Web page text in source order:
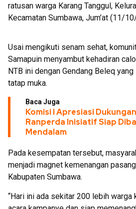
ratusan warga Karang Tanggul,
Kecamatan Sumbawa, Jum’at (11/
Usai mengikuti senam sehat,
Samapuin menyambut kehadiran
NTB ini dengan Gendang Beleq
tatap muka.
Baca Juga
Komisi I Apresiasi
Ranperda Inisiatif Siap
Mendalam
Pada kesempatan tersebut,
menjadi magnet kemenangan
Kabupaten Sumbawa.
“Hari ini ada sekitar 200 lebih warga